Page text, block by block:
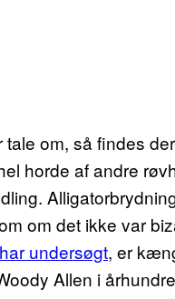
om, så findes
horde af andre
om det ikke var
undersøgt, er
Allen i